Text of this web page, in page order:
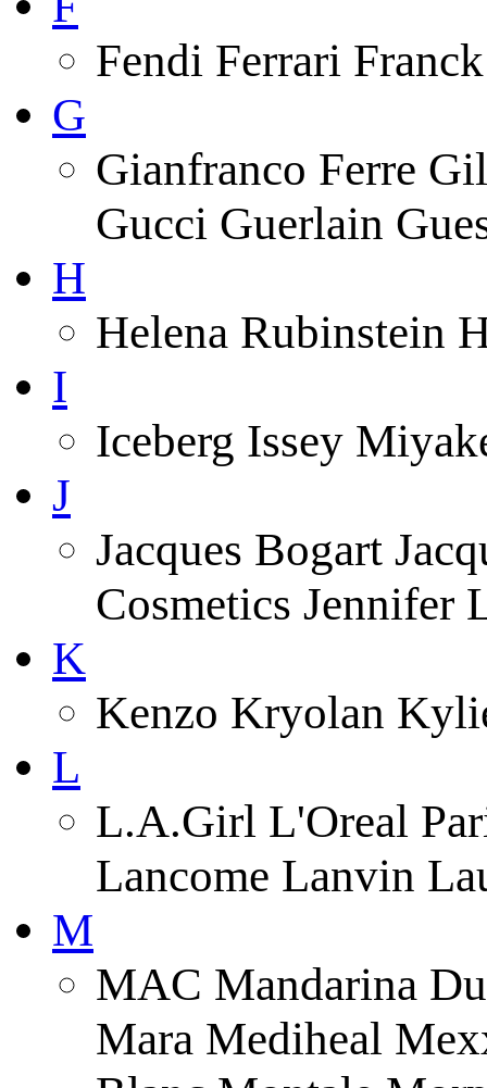
Fendi Ferrari
G
Gianfranco Ferre
Gucci Guerlain
H
Helena Rubinstein
I
Iceberg Issey
J
Jacques Bogart
Cosmetics Jennifer
K
Kenzo Kryolan
L
L.A.Girl L'Oreal
Lancome Lanvin
M
MAC Mandarina
Mara Mediheal